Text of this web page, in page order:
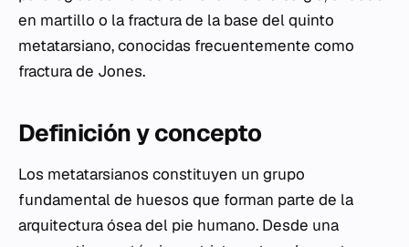
en martillo o la fractura de la base del quinto
metatarsiano, conocidas frecuentemente como
fractura de Jones.
Definición y concepto
Los metatarsianos constituyen un grupo
fundamental de huesos que forman parte de la
arquitectura ósea del pie humano. Desde una